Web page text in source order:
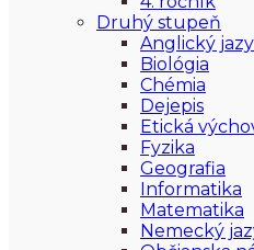
Druhý stupeň
Anglický
Biológia
Chémia
Dejepis
Etická
Fyzika
Geografia
Informatika
Matematika
Nemecký